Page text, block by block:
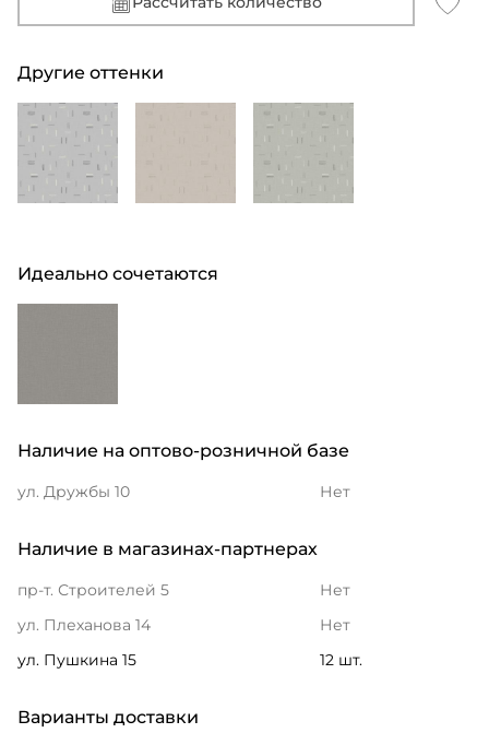
Другие оттенки
Идеально сочетаются
Наличие на оптово-розничной базе
ул. Дружбы 10 Нет
Наличие в магазинах-партнерах
пр-т. Строителей 5
Нет
ул. Плеханова 14
Нет
ул. Пушкина 15
12 шт.
Варианты доставки